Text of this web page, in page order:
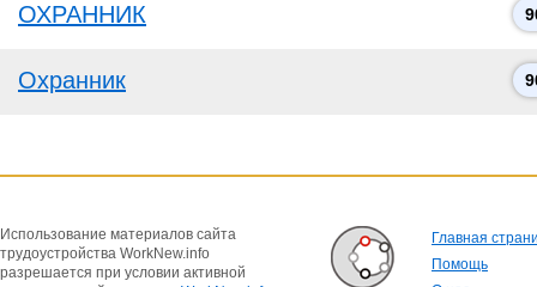
ОХРАННИК
Охранник
Использование материалов сайта
трудоустройства WorkNew.info
разрешается при условии активной
Главная
Помощь